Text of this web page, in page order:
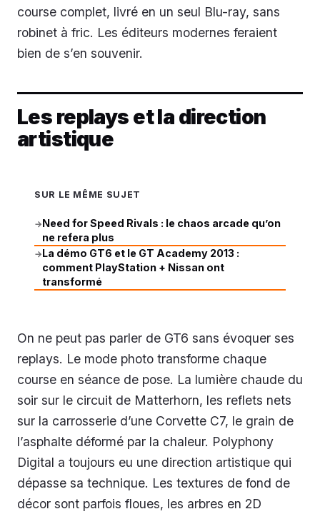
course complet, livré en un seul Blu-ray, sans
robinet à fric. Les éditeurs modernes feraient
bien de s’en souvenir.
Les replays et la direction
artistique
SUR LE MÊME SUJET
→Need for Speed Rivals : le chaos arcade qu’on
ne refera plus
→La démo GT6 et le GT Academy 2013 :
comment PlayStation + Nissan ont
transformé
On ne peut pas parler de GT6 sans évoquer ses
replays. Le mode photo transforme chaque
course en séance de pose. La lumière chaude du
soir sur le circuit de Matterhorn, les reflets nets
sur la carrosserie d’une Corvette C7, le grain de
l’asphalte déformé par la chaleur. Polyphony
Digital a toujours eu une direction artistique qui
dépasse sa technique. Les textures de fond de
décor sont parfois floues, les arbres en 2D